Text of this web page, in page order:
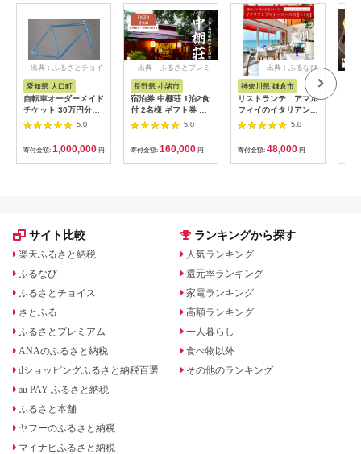
出典：ふるさとチョイ
愛知県 大口町
自転車オーダーメイド
チケット 30万円分
【1360365】
5.0
寄付金額: 1,000,000 円
出典：ふるさとプレミ
長野県 小諸市
宿泊券 中棚荘 1泊2食
付 2名様 ギフト券 チ
ケット 券 宿泊 旅行
5.0
寄付金額: 160,000 円
出典：ふるなび
神奈川県 鎌倉市
リストランテ アマル
フィイのイタリアンデ
ィナーコースA ペア
5.0
寄付金額: 48,000 円
サイト比較
楽天ふるさと納税
ふるなび
ふるさとチョイス
さとふる
ふるさとプレミアム
ANAのふるさと納税
dショッピングふるさと納税百選
au PAY ふるさと納税
ふるさと本舗
ヤフーのふるさと納税
マイナビふるさと納税
ランキングから探す
人気ランキング
還元率ランキング
家電ランキング
高額ランキング
一人暮らし
食べ物以外
その他のランキング